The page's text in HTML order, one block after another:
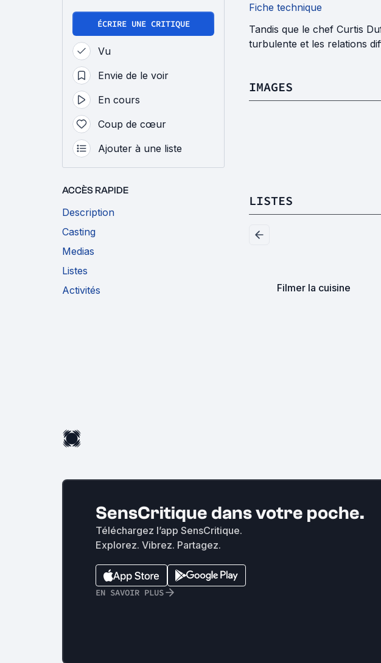
ÉCRIRE UNE CRITIQUE
Vu
Envie de le voir
En cours
Coup de cœur
Ajouter à une liste
ACCÈS RAPIDE
Description
Casting
Medias
Listes
Activités
Fiche technique
Tandis que le chef Curtis
turbulente et les relations
IMAGES
LISTES
Filmer la cuisine
SensCritique dans votre poche.
Téléchargez l’app SensCritique.
Explorez. Vibrez. Partagez.
EN SAVOIR PLUS